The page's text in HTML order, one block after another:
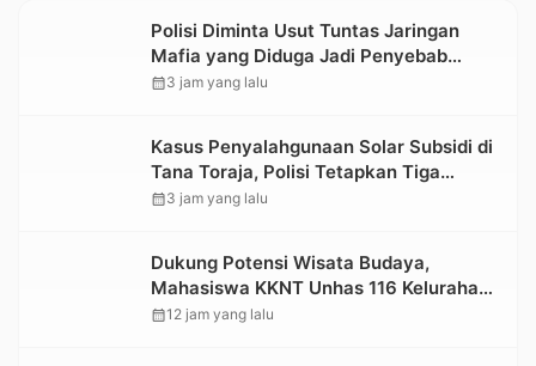
Polisi Diminta Usut Tuntas Jaringan
Mafia yang Diduga Jadi Penyebab
Kelangkaan BBM di Toraja
calendar_month3 jam yang lalu
Kasus Penyalahgunaan Solar Subsidi di
Tana Toraja, Polisi Tetapkan Tiga
Tersangka Baru
calendar_month3 jam yang lalu
Dukung Potensi Wisata Budaya,
Mahasiswa KKNT Unhas 116 Kelurahan
Nonongan Utara Pasang Papan
calendar_month12 jam yang lalu